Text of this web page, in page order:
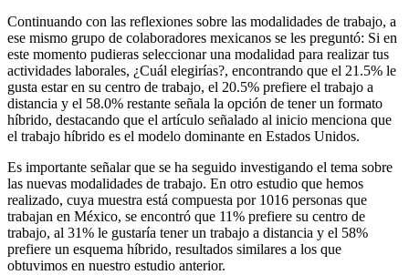
Continuando con las reflexiones sobre las modalidades de trabajo, a
ese mismo grupo de colaboradores mexicanos se les preguntó: Si en
este momento pudieras seleccionar una modalidad para realizar tus
actividades laborales, ¿Cuál elegirías?, encontrando que el 21.5% le
gusta estar en su centro de trabajo, el 20.5% prefiere el trabajo a
distancia y el 58.0% restante señala la opción de tener un formato
híbrido, destacando que el artículo señalado al inicio menciona que
el trabajo híbrido es el modelo dominante en Estados Unidos.
Es importante señalar que se ha seguido investigando el tema sobre
las nuevas modalidades de trabajo. En otro estudio que hemos
realizado, cuya muestra está compuesta por 1016 personas que
trabajan en México, se encontró que 11% prefiere su centro de
trabajo, al 31% le gustaría tener un trabajo a distancia y el 58%
prefiere un esquema híbrido, resultados similares a los que
obtuvimos en nuestro estudio anterior.